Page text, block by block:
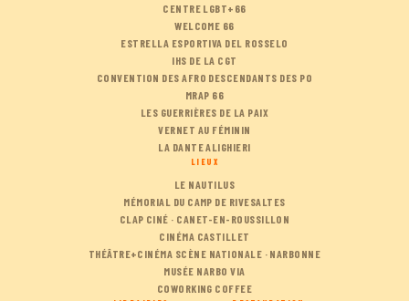
CENTRE LGBT+66
WELCOME 66
ESTRELLA ESPORTIVA DEL ROSSELO
IHS DE LA CGT
CONVENTION DES AFRO DESCENDANTS DES PO
MRAP 66
LES GUERRIÈRES DE LA PAIX
VERNET AU FÉMININ
LA DANTE ALIGHIERI
LIEUX
LE NAUTILUS
MÉMORIAL DU CAMP DE RIVESALTES
CLAP CINÉ · CANET-EN-ROUSSILLON
CINÉMA CASTILLET
THÉÂTRE+CINÉMA SCÈNE NATIONALE · NARBONNE
MUSÉE NARBO VIA
COWORKING COFFEE